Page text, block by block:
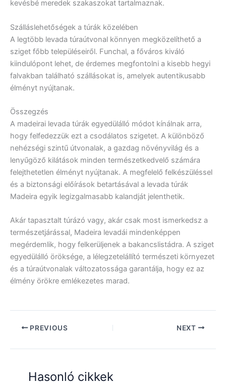
kevésbé meredek szakaszokat tartalmaznak.
Szálláslehetőségek a túrák közelében
A legtöbb levada túraútvonal könnyen megközelíthető a
sziget főbb településeiről. Funchal, a főváros kiváló
kiindulópont lehet, de érdemes megfontolni a kisebb hegyi
falvakban található szállásokat is, amelyek autentikusabb
élményt nyújtanak.
Összegzés
A madeirai levada túrák egyedülálló módot kínálnak arra,
hogy felfedezzük ezt a csodálatos szigetet. A különböző
nehézségi szintű útvonalak, a gazdag növényvilág és a
lenyűgöző kilátások minden természetkedvelő számára
felejthetetlen élményt nyújtanak. A megfelelő felkészüléssel
és a biztonsági előírások betartásával a levada túrák
Madeira egyik legizgalmasabb kalandját jelenthetik.
Akár tapasztalt túrázó vagy, akár csak most ismerkedsz a
természetjárással, Madeira levadái mindenképpen
megérdemlik, hogy felkerüljenek a bakancslistádra. A sziget
egyedülálló öröksége, a lélegzetelállító természeti környezet
és a túraútvonalak változatossága garantálja, hogy ez az
élmény örökre emlékezetes marad.
PREVIOUS NEXT
Hasonló cikkek